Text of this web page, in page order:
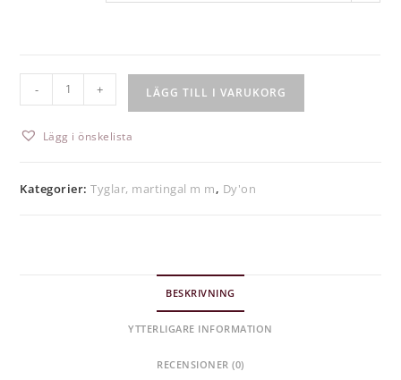
- + LÄGG TILL I VARUKORG
Lägg i önskelista
Kategorier:Tyglar, martingal m m, Dy'on
BESKRIVNING
YTTERLIGARE INFORMATION
RECENSIONER (0)